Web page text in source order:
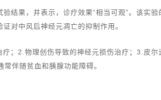
结果，并表示，诊疗效果“相当可观”。该实验
对中风后神经元凋亡的抑制作用。
；2.物理创伤导致的神经元损伤治疗；3.皮尔
伴随贫血和胰腺功能障碍。